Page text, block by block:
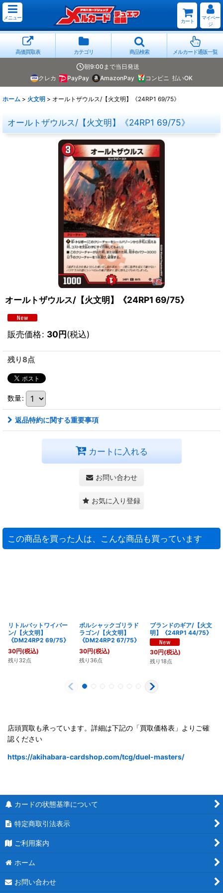
メニュー
カート
マイペー
ジ
高価買取表 カテゴリ 商品検索 メルカード通販一覧
朝9:00まで当日発送
クレカ
PayPay AmazonPay コンビニ 払いOK
ホーム > 火文明 > オールトザウルス/【火文明】《24RP1 69/75》
オールトザウルス/【火文明】《24RP1 69/75》
オールトザウルス/【火文明】《24RP1 69/75》
販売価格: 30円(税込)
残り8点
数量:
返品特約に関する重要事項
カートに入れる
お問い合わせ
お気に入り登録
この商品を買った人は、こんな商品も買っています
リトルバットワイバー
ン/【火文明】
《DM24RP2 69/75》
30円(税込)
残り32点
ボルシャックゴリラド
ラゴン/【火文明】
《DM24RP2 67/75》
30円(税込)
残り36点
ブランドのギア/【火文
明】《24RP1 44/75》
30円(税込)
残り18点
店頭買取も承っています。詳細は下記の「買取価格表」よりご確
認ください
https://akihabara-cardshop.com/tcg/duel-masters/
カードの状態基準について
特定商取引法表示
ご利用案内
ホーム
お問い合わせ